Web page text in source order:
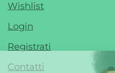
Wishlist
Login
Registrati
Contatti